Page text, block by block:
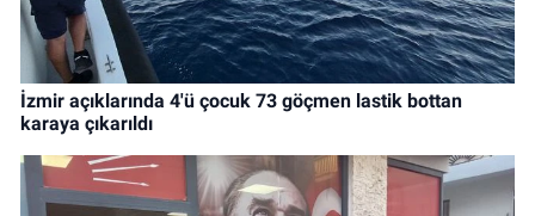
İzmir açıklarında 4'ü çocuk 73 göçmen lastik bottan
karaya çıkarıldı